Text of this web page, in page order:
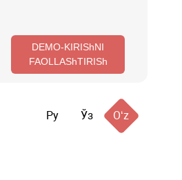
DEMO-KIRIShNI
FAOLLAShTIRISh
Ру Ўз Oʻz